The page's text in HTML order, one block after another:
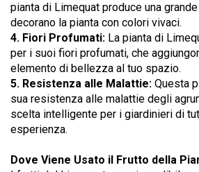
pianta di Limequat produce una
decorano la pianta con colori vivaci.
4. Fiori Profumati: La pianta di
per i suoi fiori profumati, che
elemento di bellezza al tuo spazio.
5. Resistenza alle Malattie: Questa
sua resistenza alle malattie degli
scelta intelligente per i giardinieri di
esperienza.
Dove Viene Usato il Frutto della